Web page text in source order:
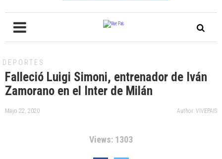
DEPORTES
Falleció Luigi Simoni, entrenador de Iván
Zamorano en el Inter de Milán
Mayo 22, 2020 Author: VIVEPAIS
Views: 1303